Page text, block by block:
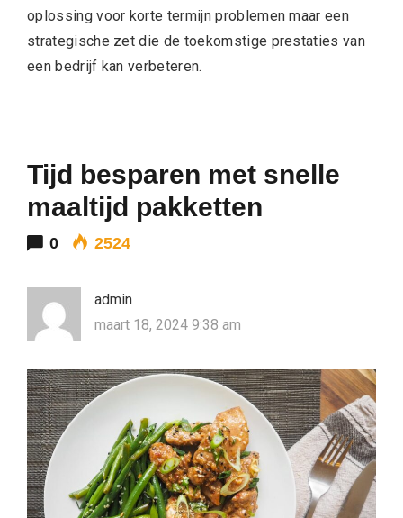
oplossing voor korte termijn problemen maar een
strategische zet die de toekomstige prestaties van
een bedrijf kan verbeteren.
Tijd besparen met snelle
maaltijd pakketten
0 2524
admin
maart 18, 2024 9:38 am